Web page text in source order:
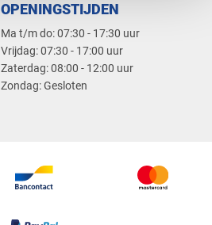
OPENINGSTIJDEN
Ma t/m do: 07:30 - 17:30 uur
​Vrijdag: 07:30 - 17:00 uur
​Zaterdag: 08:00 - 12:00 uur
​Zondag: Gesloten